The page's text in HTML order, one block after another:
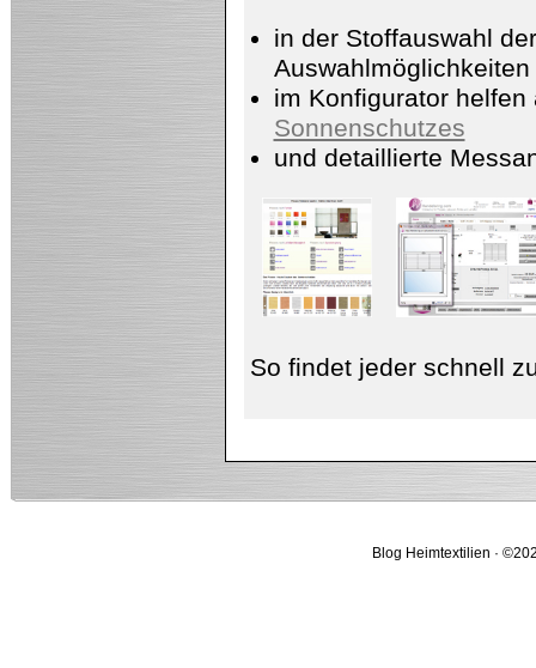
in der Stoffauswahl
im Konfigurator
Sonnenschutzes
und detaillierte
So findet jeder schnell
Blog Heimtextilien ·